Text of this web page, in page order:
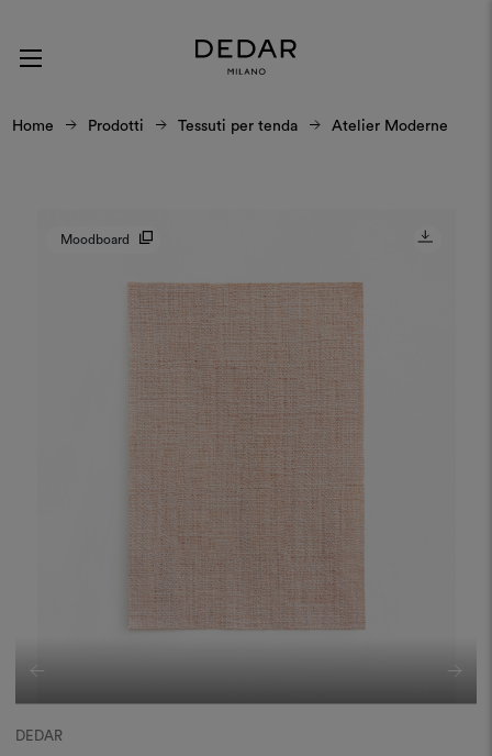
Home Prodotti Tessuti per tenda Atelier Moderne
Moodboard
DEDAR